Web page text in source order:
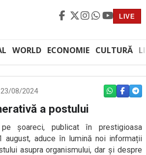
LIVE
WORLD ECONOMIE CULTURĂ
08/2024 WHATSAPP
a postului
șoareci, publicat în prestigioasa
august, aduce în lumină noi informații
asupra organismului, dar și despre